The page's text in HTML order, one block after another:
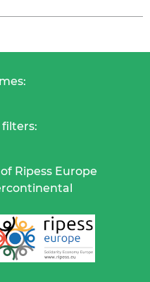
Ripess Europe